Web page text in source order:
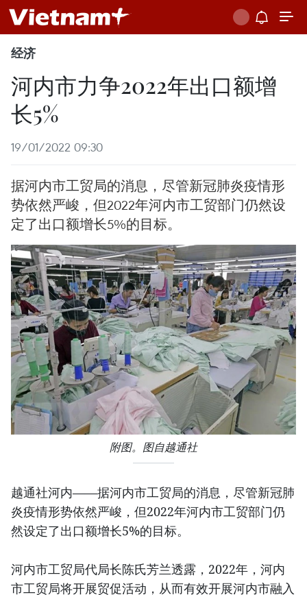
经济
河内市力争2022年出口额增
长5%
19/01/2022 09:30
据河内市工贸局的消息，尽管新冠肺炎疫情形
势依然严峻，但2022年河内市工贸部门仍然设
定了出口额增长5%的目标。
附图。图自越通社
越通社河内——据河内市工贸局的消息，尽管新冠肺
炎疫情形势依然严峻，但2022年河内市工贸部门仍
然设定了出口额增长5%的目标。
河内市工贸局代局长陈氏芳兰透露，2022年，河内
市工贸局将开展贸促活动，从而有效开展河内市融入